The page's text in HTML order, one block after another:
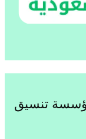
تنسيق